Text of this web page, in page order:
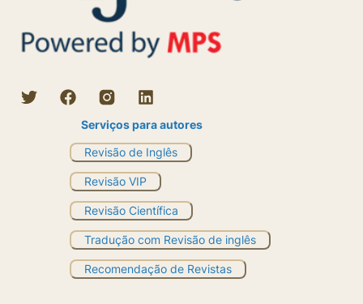
Serviços para autores
Revisão de Inglês
Revisão VIP
Revisão Científica
Tradução com Revisão de inglês
Recomendação de Revistas